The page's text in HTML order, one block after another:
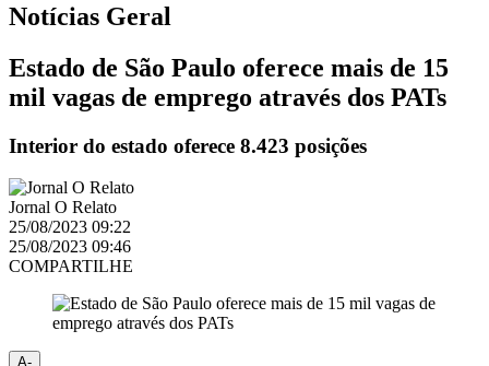
Notícias Geral
Estado de São Paulo oferece mais de 15
mil vagas de emprego através dos PATs
Interior do estado oferece 8.423 posições
Jornal O Relato
25/08/2023 09:22
25/08/2023 09:46
COMPARTILHE
A-